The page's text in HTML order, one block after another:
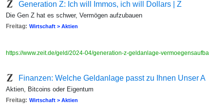
Generation Z: Ich will Immos, ich will Dollars | Z
Die Gen Z hat es schwer, Vermögen aufzubauen
Freitag: Wirtschaft > Aktien
https://www.zeit.de/geld/2024-04/generation-z-geldanlage-
Finanzen: Welche Geldanlage passt zu Ihnen Unser A
Aktien, Bitcoins oder Eigentum
Freitag: Wirtschaft > Aktien